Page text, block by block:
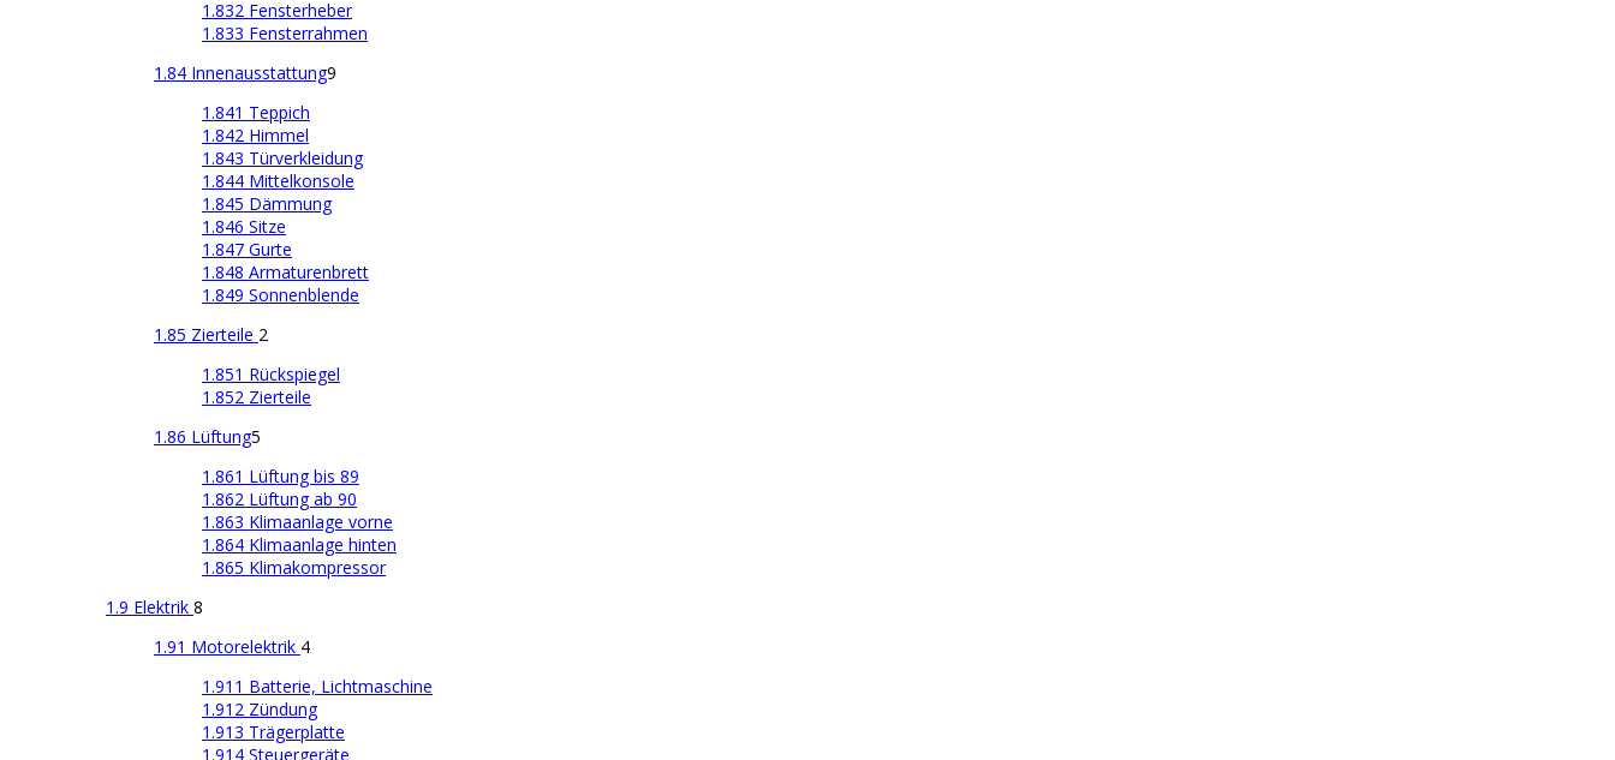
1.832 Fensterheber
1.833 Fensterrahmen
1.84 Innenausstattung9
1.841 Teppich
1.842 Himmel
1.843 Türverkleidung
1.844 Mittelkonsole
1.845 Dämmung
1.846 Sitze
1.847 Gurte
1.848 Armaturenbrett
1.849 Sonnenblende
1.85 Zierteile 2
1.851 Rückspiegel
1.852 Zierteile
1.86 Lüftung5
1.861 Lüftung bis 89
1.862 Lüftung ab 90
1.863 Klimaanlage vorne
1.864 Klimaanlage hinten
1.865 Klimakompressor
1.9 Elektrik 8
1.91 Motorelektrik 4
1.911 Batterie, Lichtmaschine
1.912 Zündung
1.913 Trägerplatte
1.914 Steuergeräte